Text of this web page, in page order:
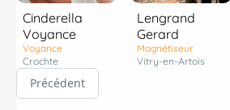
Cinderella
Voyance
Voyance
Crochte
Lengrand
Gerard
Magnétiseur
Vitry-en-Artois
Précédent